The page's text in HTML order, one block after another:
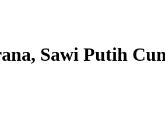
Sawi Putih